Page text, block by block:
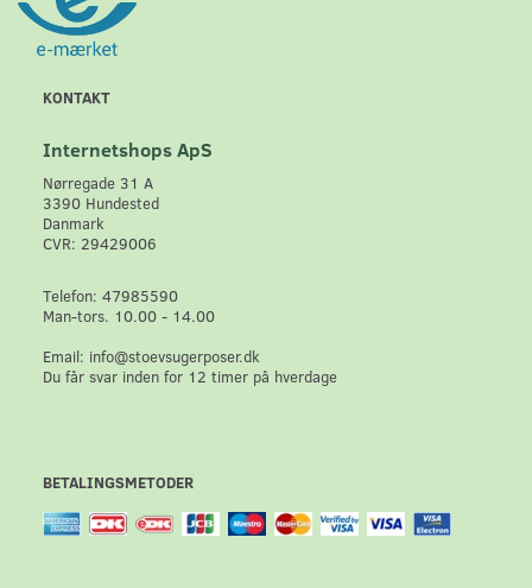
KONTAKT
Internetshops ApS
Nørregade 31 A
3390 Hundested
Danmark
CVR: 29429006
Telefon: 47985590
Man-tors. 10.00 - 14.00
Email: info@stoevsugerposer.dk
Du får svar inden for 12 timer på hverdage
BETALINGSMETODER